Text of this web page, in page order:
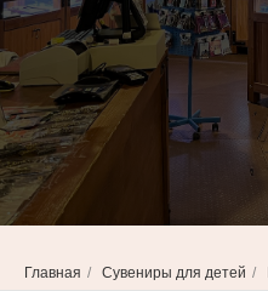
Главная / Сувениры для детей /